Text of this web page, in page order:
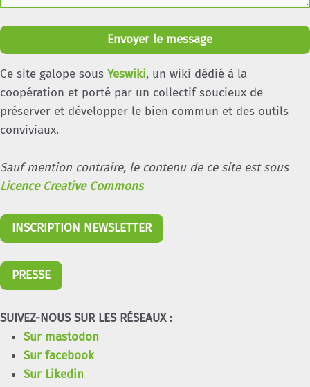
Envoyer le message
Ce site galope sous Yeswiki, un wiki dédié à la
coopération et porté par un collectif soucieux de
préserver et développer le bien commun et des outils
conviviaux.
Sauf mention contraire, le contenu de ce site est sous
Licence Creative Commons
INSCRIPTION NEWSLETTER
PRESSE
SUIVEZ-NOUS SUR LES RÉSEAUX :
Sur mastodon
Sur facebook
Sur Likedin